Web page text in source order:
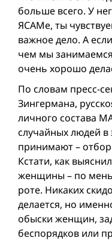
больше всего. У
ЯСАМе, ты
важное дело. А
чем мы
очень хорошо
По словам пресс-
Зингермана,
личного состава
случайных людей в
принимают –
Кстати, как
женщины – по
роте. Никаких
делается, но
обыски женщин,
беспорядков или